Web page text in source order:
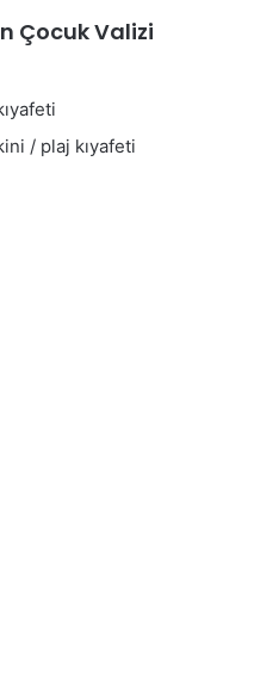
Çocuk Valizi
/ plaj kıyafeti